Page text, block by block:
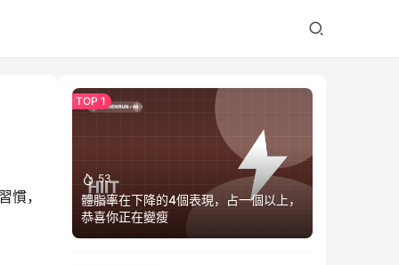
慣，
53
體脂率在下降的4個表現，占一個以上，
恭喜你正在變瘦